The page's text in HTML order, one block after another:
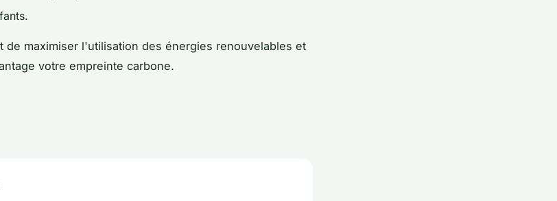
de maximiser l'utilisation des énergies renouvelables et
votre empreinte carbone.